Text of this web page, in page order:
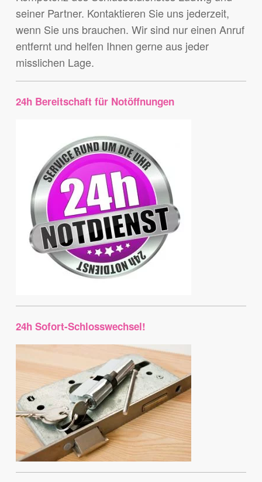
seiner Partner. Kontaktieren Sie uns jederzeit,
wenn Sie uns brauchen. Wir sind nur einen Anruf
entfernt und helfen Ihnen gerne aus jeder
misslichen Lage.
24h Bereitschaft für Notöffnungen
24h Sofort-Schlosswechsel!